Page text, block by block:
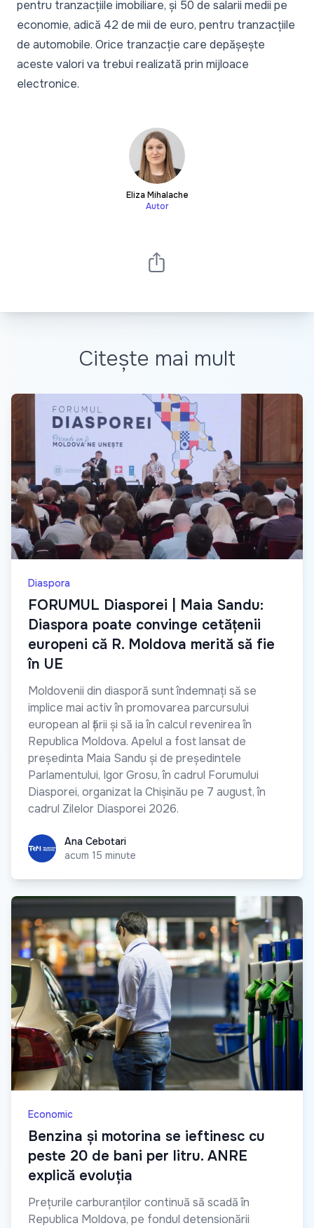
pentru tranzacțiile imobiliare, și 50 de salarii medii pe
economie, adică 42 de mii de euro, pentru tranzacțiile
de automobile. Orice tranzacție care depășește
aceste valori va trebui realizată prin mijloace
electronice.
Eliza Mihalache
Autor
Citește mai mult
Diaspora
FORUMUL Diasporei | Maia Sandu:
Diaspora poate convinge cetățenii
europeni că R. Moldova merită să fie
în UE
Moldovenii din diasporă sunt îndemnați să se
implice mai activ în promovarea parcursului
european al țării și să ia în calcul revenirea în
Republica Moldova. Apelul a fost lansat de
președinta Maia Sandu și de președintele
Parlamentului, Igor Grosu, în cadrul Forumului
Diasporei, organizat la Chișinău pe 7 august, în
cadrul Zilelor Diasporei 2026.
Ana CebotariAna Cebotari
acum 15 minute
Economic
Benzina și motorina se ieftinesc cu
peste 20 de bani per litru. ANRE
explică evoluția
Prețurile carburanților continuă să scadă în
Republica Moldova, pe fondul detensionării